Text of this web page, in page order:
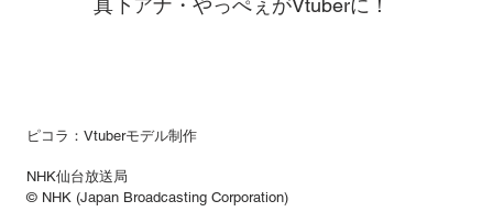
真下アナ・やっぺぇがVtuberに！
ピコラ：Vtuberモデル制作
NHK仙台放送局
© NHK (Japan Broadcasting Corporation)